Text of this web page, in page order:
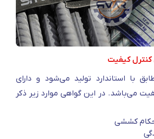
با استاندارد تولید می‌شود و دارای
می‌باشد. در این گواهی موارد زیر ذکر
کششی